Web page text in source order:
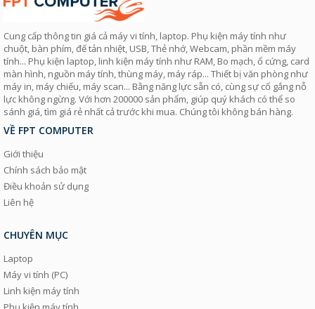
Cung cấp thông tin giá cả máy vi tính, laptop. Phụ kiện máy tính như
chuột, bàn phím, đế tản nhiệt, USB, Thẻ nhớ, Webcam, phần mềm máy
tính... Phụ kiện laptop, linh kiện máy tính như RAM, Bo mạch, ổ cứng, card
màn hình, nguồn máy tính, thùng máy, máy ráp... Thiết bị văn phòng như
máy in, máy chiếu, máy scan... Bằng năng lực sẵn có, cùng sự cố gắng nỗ
lực không ngừng. Với hơn 200000 sản phẩm, giúp quý khách có thể so
sánh giá, tìm giá rẻ nhất cả trước khi mua. Chúng tôi không bán hàng.
VỀ FPT COMPUTER
Giới thiệu
Chính sách bảo mật
Điều khoản sử dụng
Liên hệ
CHUYÊN MỤC
Laptop
Máy vi tính (PC)
Linh kiện máy tính